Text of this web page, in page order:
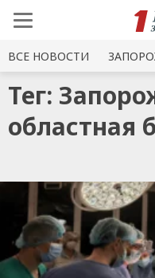
ВСЕ НОВОСТИ
Тег:
областная